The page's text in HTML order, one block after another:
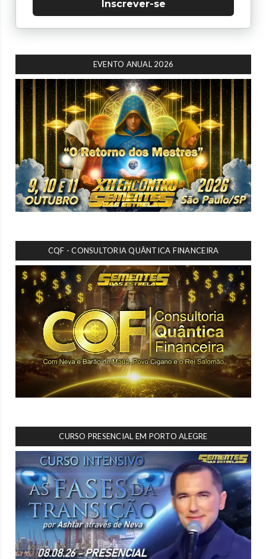
Inscrever-se
EVENTO ANUAL 2026
CQF - CONSULTORIA QUÂNTICA FINANCEIRA
CURSO PRESENCIAL EM PORTO ALEGRE